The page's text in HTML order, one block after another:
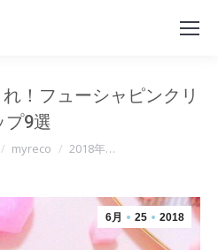
！フューシャピンクリ
プ9選
myreco 2018年…
6月 25 2018